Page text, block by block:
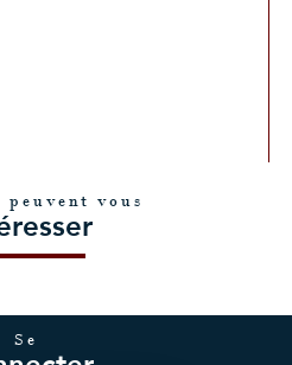
peuvent vous
se